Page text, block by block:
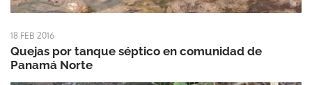
18 FEB 2016
Quejas por tanque séptico en comunidad de
Panamá Norte